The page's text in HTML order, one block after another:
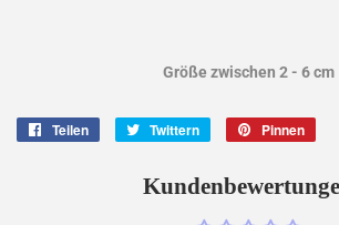
Größe zwischen 2 - 6 cm
Teilen Twittern
twittern
Pinnen